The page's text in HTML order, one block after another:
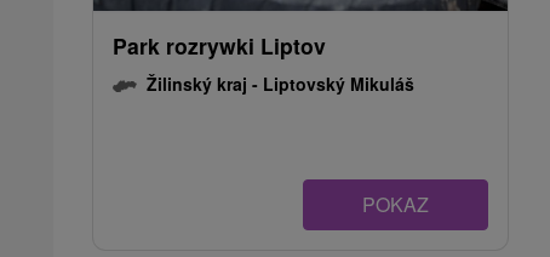
Park rozrywki Liptov
Žilinský kraj - Liptovský Mikuláš
POKAZ